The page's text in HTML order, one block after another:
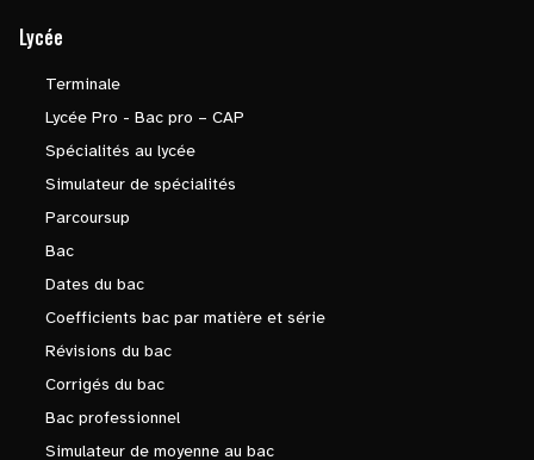
Lycée
Terminale
Lycée Pro - Bac pro – CAP
Spécialités au lycée
Simulateur de spécialités
Parcoursup
Bac
Dates du bac
Coefficients bac par matière et série
Révisions du bac
Corrigés du bac
Bac professionnel
Simulateur de moyenne au bac